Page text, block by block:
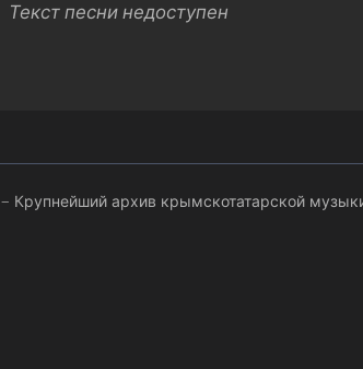
Текст песни недоступен
— Крупнейший архив крымскотатарской